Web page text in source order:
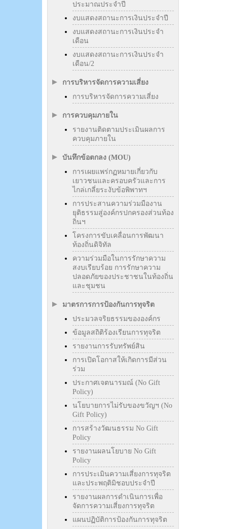
ประมาณประจำปี
งบแสดงสถานะการเงินประจำปี
งบแสดงสถานะการเงินประจำ
เดือน
งบแสดงสถานะการเงินประจำ
เดือน/2
การบริหารจัดการความเสี่ยง
การบริหารจัดการความเสี่ยง
การควบคุมภายใน
รายงานติดตามประเมินผลการ
ควบคุมภายใน
บันทึกข้อตกลง (MOU)
การเผยแพร่กฏหมายเกี่ยวกับ
เยาวชนและครอบครัวและการ
ไกล่เกลี่ยระงับข้อพิพาทฯ
การประสานความร่วมมืองาน
ยุติธรรมสู่องค์กรปกครองส่วนท้อง
ถิ่นฯ
โครงการขับเคลื่อนการพัฒนา
ท้องถิ่นดิจิทัล
ความร่วมมือในการรักษาความ
สงบเรียบร้อย การรักษาความ
ปลอดภัยของประชาชนในท้องถิ่น
และชุมชน
มาตรการการป้องกันการทุจริต
ประมวลจริยธรรมขององค์กร
ข้อมูลสถิติร้องเรียนการทุจริต
รายงานการรับทรัพย์สิน
การเปิดโอกาสให้เกิดการมีส่วน
ร่วม
ประกาศเจตนารมณ์ (No Gift
Policy)
นโยบายการไม่รับของขวัญฯ (No
Gift Policy)
การสร้างวัฒนธรรม No Gift
Policy
รายงานผลนโยบาย No Gift
Policy
การประเมินความเสี่ยงการทุจริต
และประพฤติมิชอบประจำปี
รายงานผลการดำเนินการเพื่อ
จัดการความเสี่ยงการทุจริต
แผนปฏิบัติการป้องกันการทุจริต